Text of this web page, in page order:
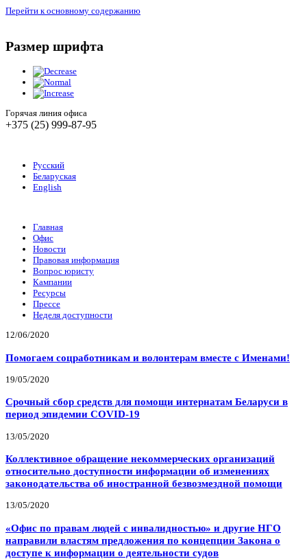
Перейти к основному содержанию
Размер шрифта
Горячая линия офиса
+375 (25) 999-87-95
Русский
Беларуская
English
Главная
Офис
Новости
Правовая информация
Вопрос юристу
Кампании
Ресурсы
Прессе
Неделя доступности
12/06/2020
Помогаем соцработникам и волонтерам вместе с Именами!
19/05/2020
Срочный сбор средств для помощи интернатам Беларуси в
период эпидемии COVID-19
13/05/2020
Коллективное обращение некоммерческих организаций
относительно доступности информации об изменениях
законодательства об иностранной безвозмездной помощи
13/05/2020
«Офис по правам людей с инвалидностью» и другие НГО
направили властям предложения по концепции Закона о
доступе к информации о деятельности судов